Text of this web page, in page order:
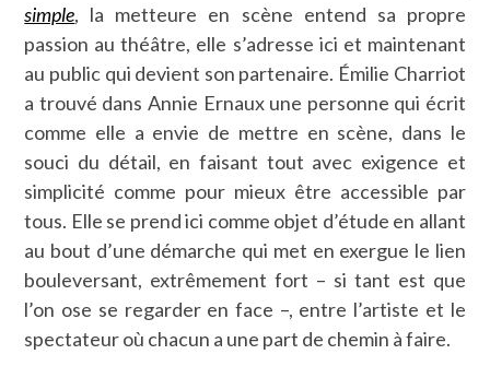
simple, la metteure en scène entend sa propre
passion au théâtre, elle s’adresse ici et maintenant
au public qui devient son partenaire. Émilie Charriot
a trouvé dans Annie Ernaux une personne qui écrit
comme elle a envie de mettre en scène, dans le
souci du détail, en faisant tout avec exigence et
simplicité comme pour mieux être accessible par
tous. Elle se prend ici comme objet d’étude en allant
au bout d’une démarche qui met en exergue le lien
bouleversant, extrêmement fort – si tant est que
l’on ose se regarder en face –, entre l’artiste et le
spectateur où chacun a une part de chemin à faire.